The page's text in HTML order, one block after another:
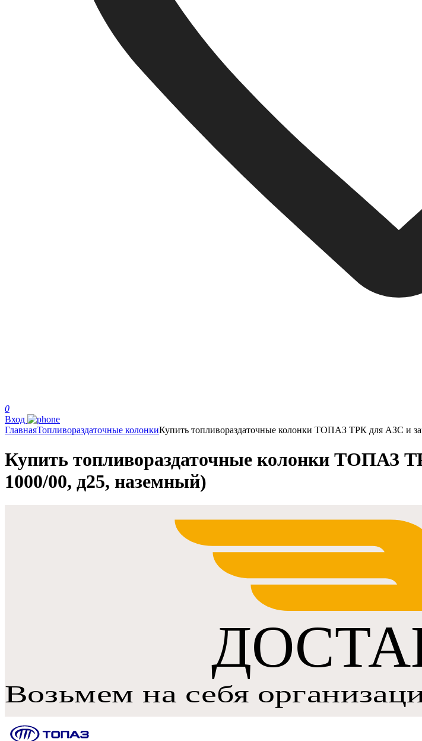
0
Вход
ГлавнаяТопливораздаточные колонкиКупить топливораздаточные колонки ТОПАЗ ТРК для АЗС и
Купить топливораздаточные колонки ТОПАЗ
1000/00, д25, наземный)